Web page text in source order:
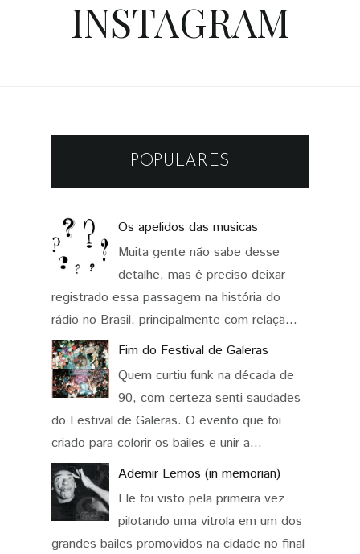
INSTAGRAM
POPULARES
Os apelidos das musicas
Muita gente não sabe desse
detalhe, mas é preciso deixar
registrado essa passagem na história do
rádio no Brasil, principalmente com relaçã...
Fim do Festival de Galeras
Quem curtiu funk na década de
90, com certeza senti saudades
do Festival de Galeras. O evento que foi
criado para colorir os bailes e unir a...
Ademir Lemos (in memorian)
Ele foi visto pela primeira vez
pilotando uma vitrola em um dos
grandes bailes promovidos na cidade no final